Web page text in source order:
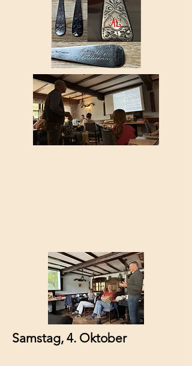
Samstag, 4. Oktober